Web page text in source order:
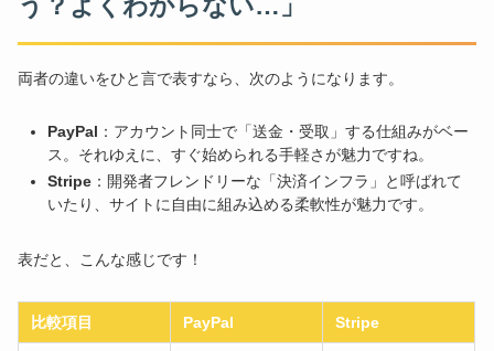
う？よくわからない…」
両者の違いをひと言で表すなら、次のようになります。
PayPal ：アカウント同士で「送金・受取」する仕組みがベー
ス。それゆえに、すぐ始められる手軽さが魅力ですね。
Stripe ：開発者フレンドリーな「決済インフラ」と呼ばれて
いたり、サイトに自由に組み込める柔軟性が魅力です。
表だと、こんな感じです！
比較項目 PayPal Stripe